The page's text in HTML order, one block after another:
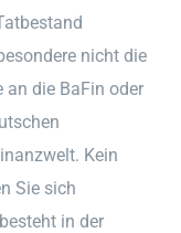
nicht die
die BaFin oder
Kein
Sie sich
in der